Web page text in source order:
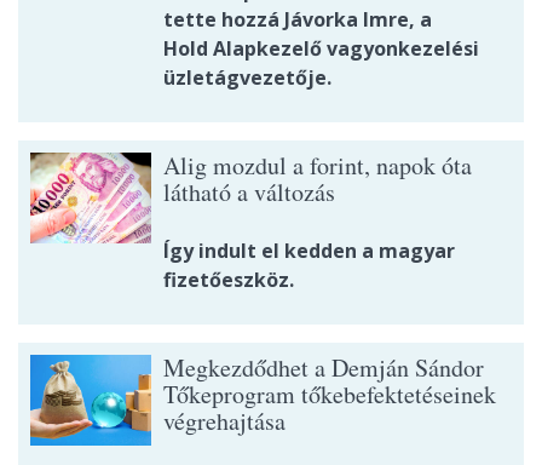
tette hozzá Jávorka Imre, a
Hold Alapkezelő vagyonkezelési
üzletágvezetője.
Alig mozdul a forint, napok óta
látható a változás
Így indult el kedden a magyar
fizetőeszköz.
Megkezdődhet a Demján Sándor
Tőkeprogram tőkebefektetéseinek
végrehajtása